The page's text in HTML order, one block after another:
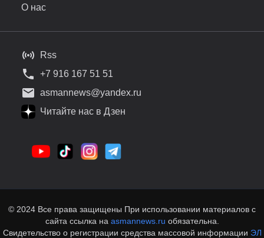
О нас
Rss
+7 916 167 51 51
asmannews@yandex.ru
Читайте нас в Дзен
© 2024 Все права защищены При использовании материалов с
сайта ссылка на asmannews.ru обязательна.
Свидетельство о регистрации средства массовой информации ЭЛ